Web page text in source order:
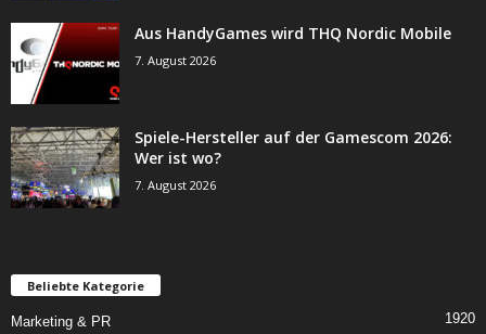
Aus HandyGames wird THQ Nordic Mobile
7. August 2026
Spiele-Hersteller auf der Gamescom 2026:
Wer ist wo?
7. August 2026
Beliebte Kategorie
Marketing & PR 1920